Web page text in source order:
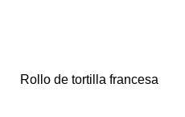
Rollo de tortilla francesa